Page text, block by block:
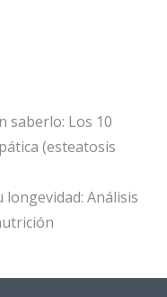
saberlo: Los 10
(esteatosis
Análisis